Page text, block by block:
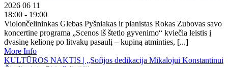
2026 06 11
18:00 - 19:00
Violončelininkas Glebas Pyšniakas ir pianistas Rokas Zubovas savo
koncertine programa „Scenos iš štetlo gyvenimo“ kviečia leistis į
dvasinę kelionę po litvakų pasaulį – kupiną atminties, [...]
More Info
KULTŪROS NAKTIS | „Sofijos dedikacija Mikalojui Konstantinui